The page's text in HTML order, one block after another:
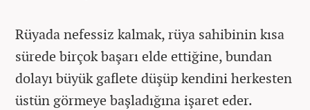
Rüyada nefessiz kalmak, rüya sahibinin kısa
sürede birçok başarı elde ettiğine, bundan
dolayı büyük gaflete düşüp kendini herkesten
üstün görmeye başladığına işaret eder.